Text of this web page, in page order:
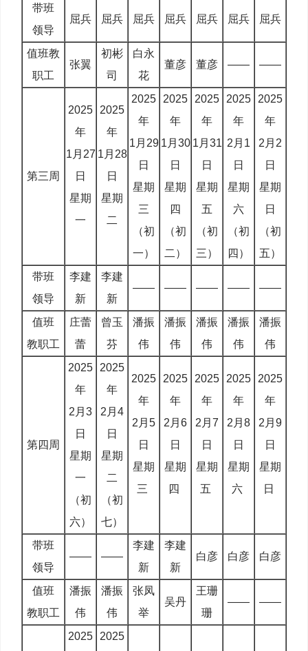
带班
领导
屈兵 屈兵 屈兵 屈兵 屈兵 屈兵 屈兵
值班教
职工
张翼
初彬
司
白永
花
董彦 董彦 —— ——
第三周
2025
年
1月27
日
星期
一
2025
年
1月28
日
星期
二
2025
年
1月29
日
星期
三
（初
一）
2025
年
1月30
日
星期
四
（初
二）
2025
年
1月31
日
星期
五
（初
三）
2025
年
2月1
日
星期
六
（初
四）
2025
年
2月2
日
星期
日
（初
五）
带班
领导
李建
新
李建
新
—— —— —— —— ——
值班
教职工
庄蕾
蕾
曾玉
芬
潘振
伟
潘振
伟
潘振
伟
潘振
伟
潘振
伟
第四周
2025
年
2月3
日
星期
一
（初
六）
2025
年
2月4
日
星期
二
（初
七）
2025
年
2月5
日
星期
三
2025
年
2月6
日
星期
四
2025
年
2月7
日
星期
五
2025
年
2月8
日
星期
六
2025
年
2月9
日
星期
日
带班
领导
—— ——
李建
新
李建
新
白彦 白彦 白彦
值班
教职工
潘振
伟
潘振
伟
张凤
举
吴丹
王珊
珊
—— ——
2025
2025